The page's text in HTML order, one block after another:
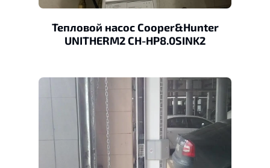
Тепловой насос Cooper&Hunter
UNITHERM2 CH-HP8.0SINK2